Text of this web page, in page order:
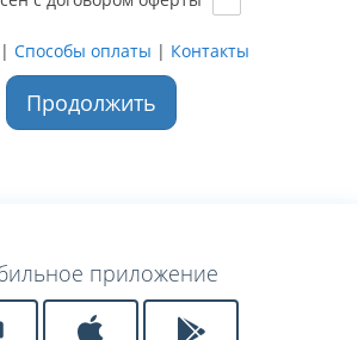
| Способы оплаты | Контакты
Продолжить
приложение